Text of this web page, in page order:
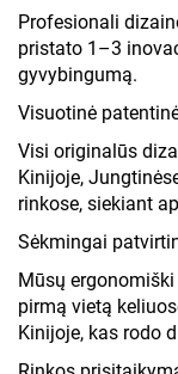
Profesionali
pristato 1–3
gyvybingumą.
Visuotinė
Visi originalūs
Kinijoje,
rinkose, siekiant
Sėkmingai
Mūsų
pirmą vietą
Kinijoje, kas rodo